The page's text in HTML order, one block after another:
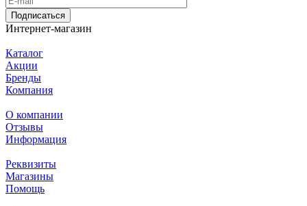
Подписаться
Интернет-магазин
Каталог
Акции
Бренды
Компания
О компании
Отзывы
Информация
Реквизиты
Магазины
Помощь